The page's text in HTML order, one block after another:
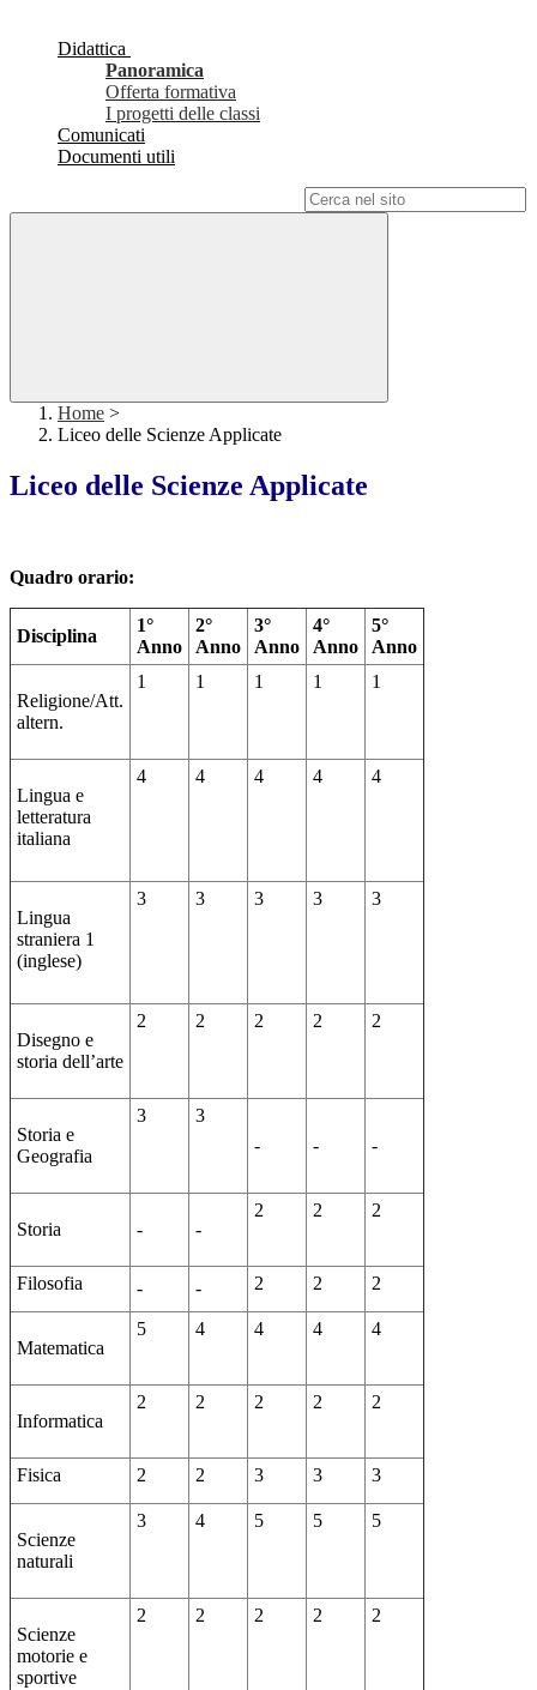
Didattica
Panoramica
Offerta formativa
I progetti delle classi
Comunicati
Documenti utili
Home >
Liceo delle Scienze Applicate
Liceo delle Scienze Applicate
Quadro orario:
Disciplina
1°
Anno
2°
Anno
3°
Anno
4°
Anno
5°
Anno
Religione/Att.
altern.
1 1 1 1 1
Lingua e
letteratura
italiana
4 4 4 4 4
Lingua
straniera 1
(inglese)
3 3 3 3 3
Disegno e
storia dell’arte
2 2 2 2 2
Storia e
Geografia
3
3
-
- -
Storia - -
2 2 2
Filosofia - - 2 2 2
Matematica
5 4 4 4 4
Informatica
2 2 2 2 2
Fisica 2 2 3 3 3
Scienze
naturali
3 4 5 5 5
Scienze
motorie e
sportive
2 2 2 2 2